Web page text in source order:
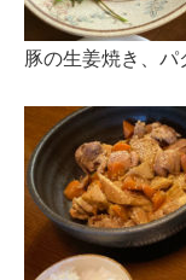
豚の生姜焼き、